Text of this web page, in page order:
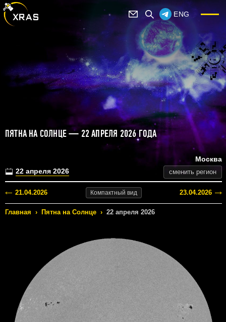
ENG
ПЯТНА НА СОЛНЦЕ — 22 АПРЕЛЯ 2026 ГОДА
22 апреля 2026
Москва
сменить регион
21.04.2026 Компактный вид 23.04.2026
Главная › Пятна на Солнце › 22 апреля 2026